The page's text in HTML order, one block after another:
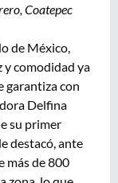
Coatepec
de México,
y comodidad ya
garantiza con
Delfina
su primer
destacó, ante
más de 800